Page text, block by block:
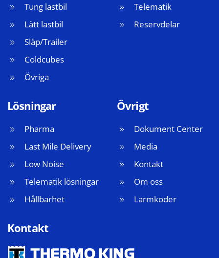
Tung lastbil
Lätt lastbil
Släp/Trailer
Coldcubes
Övriga
Telematik
Reservdelar
Lösningar
Pharma
Last Mile Delivery
Low Noise
Telematik lösningar
Hållbarhet
Övrigt
Dokument Center
Media
Kontakt
Om oss
Larmkoder
Kontakt